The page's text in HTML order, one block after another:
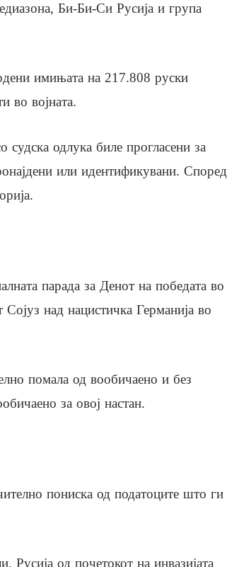
Би-Би-Си Русија и група
имињата на 217.808 руски
во војната.
одлука биле прогласени за
или идентификувани. Според
парада за Денот на победата во
над нацистичка Германија во
помала од вообичаено и без
за овој настан.
пониска од податоците што ги
од почетокот на инвазијата